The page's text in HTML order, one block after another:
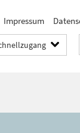
Impressum